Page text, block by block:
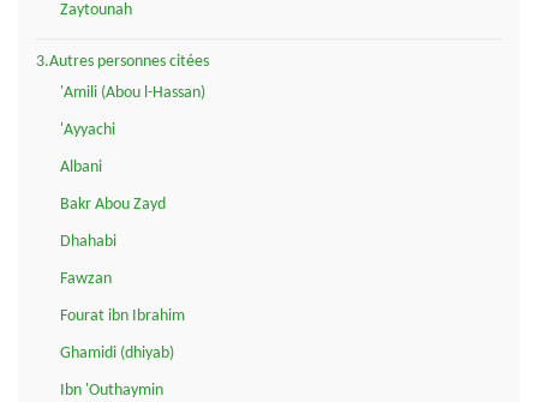
Zaytounah
3.Autres personnes citées
'Amili (Abou l-Hassan)
'Ayyachi
Albani
Bakr Abou Zayd
Dhahabi
Fawzan
Fourat ibn Ibrahim
Ghamidi (dhiyab)
Ibn 'Outhaymin